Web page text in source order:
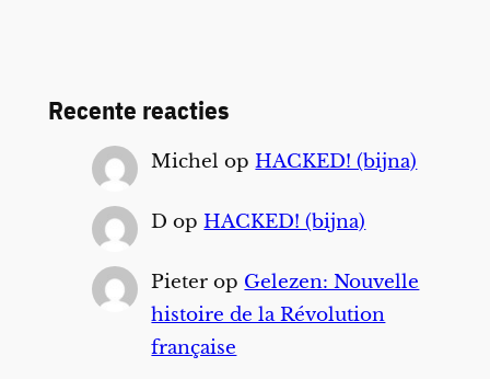
Recente reacties
Michel opHACKED! (bijna)
D opHACKED! (bijna)
Pieter op Gelezen: Nouvelle
histoire de la Révolution
française